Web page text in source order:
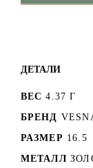
ДЕТАЛИ
ВЕС 4.37 Г
БРЕНД
РАЗМЕР 16.5
МЕТАЛЛ